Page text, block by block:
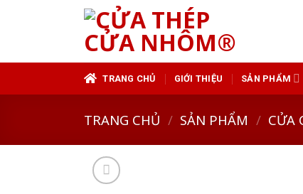
TRANG CHỦ GIỚI THIỆU SẢN PHẨM
TRANG CHỦ / SẢN PHẨM / CỬA